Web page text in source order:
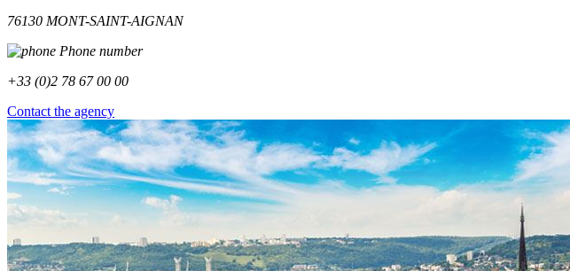
76130 MONT-SAINT-AIGNAN
Phone number
+33 (0)2 78 67 00 00
Contact the agency